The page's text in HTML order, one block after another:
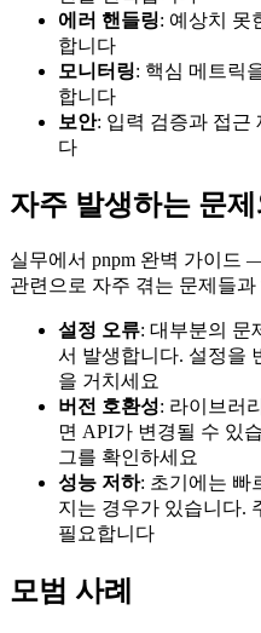
에러 핸들링: 예상치 못
합니다
모니터링: 핵심 메트릭
합니다
보안: 입력 검증과 접근
다
자주 발생하는 문제
실무에서 pnpm 완벽 가이드
관련으로 자주 겪는 문제들
설정 오류: 대부분의 문
서 발생합니다. 설정을
을 거치세요
버전 호환성: 라이브러
면 API가 변경될 수 있
그를 확인하세요
성능 저하: 초기에는 빠
지는 경우가 있습니다.
필요합니다
모범 사례